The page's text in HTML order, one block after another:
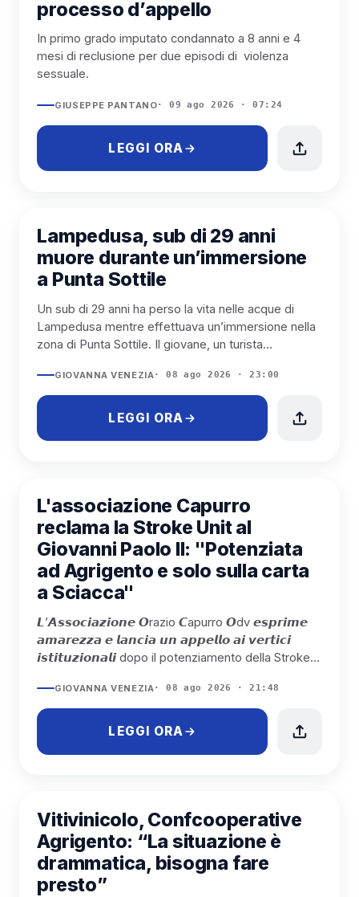
processo d’appello
In primo grado imputato condannato a 8 anni e 4
mesi di reclusione per due episodi di violenza
sessuale.
GIUSEPPE PANTANO· 09 ago 2026 · 07:24
LEGGI ORA
LAMPEDUSA
Lampedusa, sub di 29 anni
muore durante un’immersione
a Punta Sottile
Un sub di 29 anni ha perso la vita nelle acque di
Lampedusa mentre effettuava un’immersione nella
zona di Punta Sottile. Il giovane, un turista
GIOVANNA VENEZIA· 08 ago 2026 · 23:00
LEGGI ORA
SCIACCA
L'associazione Capurro
reclama la Stroke Unit al
Giovanni Paolo II: "Potenziata
ad Agrigento e solo sulla carta
a Sciacca"
𝙇’𝘼𝙨𝙨𝙤𝙘𝙞𝙖𝙯𝙞𝙤𝙣𝙚 𝙊razio 𝘾apurro 𝙊dv 𝙚𝙨𝙥𝙧𝙞𝙢𝙚
𝙖𝙢𝙖𝙧𝙚𝙯𝙯𝙖 𝙚 𝙡𝙖𝙣𝙘𝙞𝙖 𝙪𝙣 𝙖𝙥𝙥𝙚𝙡𝙡𝙤 𝙖𝙞 𝙫𝙚𝙧𝙩𝙞𝙘𝙞
𝙞𝙨𝙩𝙞𝙩𝙪𝙯𝙞𝙤𝙣𝙖𝙡𝙞 dopo il potenziamento della Stroke
GIOVANNA VENEZIA· 08 ago 2026 · 21:48
LEGGI ORA
PROVINCIA DI AGRIGENTO
Vitivinicolo, Confcooperative
Agrigento: “La situazione è
drammatica, bisogna fare
presto”